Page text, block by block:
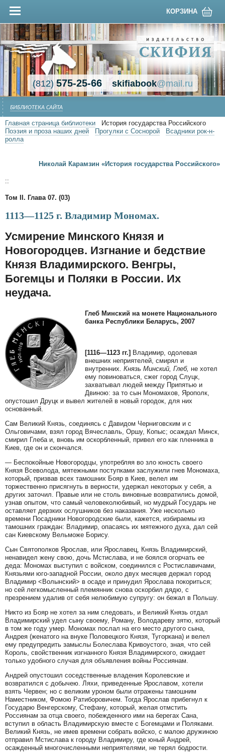
КОРЗИНА
(812)575-25-66 skifiabook@mail.ru
БИБЛИОТЕКА САЙТА
Главная страница библиотеки
История государства Российского
Поэзия и проза наших дней
Прогулки с Соснорой
Всадники рок-н-
ролла
Николай Карамзин «История государства Российского»
::
Том II. Глава 07. (03)
1113—1125 г. Владимир Мономах.
Усмирение Минского Князя и
Новогородцев. Изгнание и бедствие
Князя Владимирского. Венгры,
Богемцы и Поляки в России. Их
неудача.
Глеб Минский на монете Национального
банка Республики Беларусь, 2007
[1116—1123 гг.] Владимир, одолевая
внешних неприятелей, смирял и
внутренних. Князь Минский, Глеб, не хотел
ему повиноваться, сжег город Слуцк,
захватывал людей между Припятью и
Двиною: за то сын Мономахов, Ярополк,
опустошил Друцк и вывел жителей в новый городок, для них
основанный.
Сам Великий Князь, соединясь с Давидом Черниговским и с
Ольговичами, взял город Вячеславль, Оршу, Копыс; осаждал Минск,
смирил Глеба и, вновь им оскорбленный, привел его как пленника в
Киев, где он и скончался.
— Беспокойные Новогородцы, употребляя во зло юность своего
Князя Всеволода, мятежными поступками заслужили гнев Мономаха,
который, призвав всех тамошних Бояр в Киев, велел им
торжественно присягнуть в верности, удержал некоторых у себя, а
других заточил. Правые или не столь виновные возвратились домой,
узнав опытом, что самый человеколюбивый, но мудрый Государь не
оставляет дерзких ослушников без наказания. Уже несколько
времени Посадники Новогородские были, кажется, избираемы из
тамошних граждан: Владимир, опасаясь их мятежного духа, дал сей
сан Киевскому Вельможе Борису.
Сын Святополков Ярослав, или Ярославец, Князь Владимирский,
ненавидел жену свою, дочь Мстислава, и не боялся огорчать ее
деда: Мономах выступил с войском, соединился с Ростиславичами,
Князьями юго-западной России, около двух месяцев держал город
Владимир <Волынский> в осаде и принудил Ярослава покориться;
но сей легкомысленный племянник снова оскорбил дядю, с
презрением удалив от себя нелюбимую супругу: он бежал в Польшу.
Никто из Бояр не хотел за ним следовать, и Великий Князь отдал
Владимирский удел сыну своему, Роману, Володареву зятю, который
в том же году умер. Мономах послал на его место другого сына,
Андрея (женатого на внуке Половецкого Князя, Тугоркана) и велел
ему предупредить замыслы Болеслава Кривоустого, зная, что сей
Король, свойственник изгнанного Князя Владимирского, ожидает
только удобного случая для объявления войны Россиянам.
Андрей опустошил соседственные владения Королевские и
возвратился с добычею. Ляхи, приведенные Ярославом, хотели
взять Червен; но с великим уроном были отражены тамошним
Наместником, Фомою Ратиборовичем. Тогда Ярослав прибегнул к
Государю Венгерскому, Стефану, который, желая отмстить
Россиянам за отца своего, побежденного ими на берегах Сана,
вступил в область Владимирскую вместе с Богемцами и Поляками.
Великий Князь, не имев времени собрать войско, с малою дружиною
отправил Мстислава к городу Владимиру, где юный Андрей,
осажденный многочисленными неприятелями, не терял бодрости.